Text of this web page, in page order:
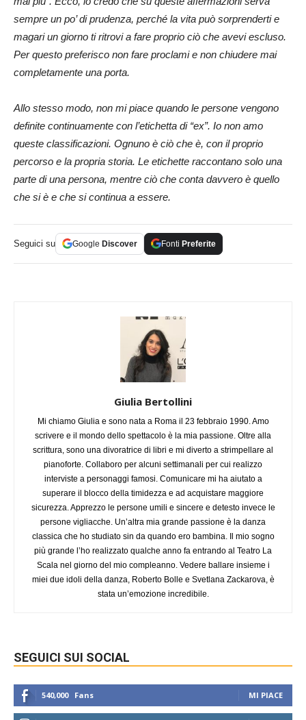
sempre un po’ di prudenza, perché la vita può sorprenderti e
magari un giorno ti ritrovi a fare proprio ciò che avevi escluso.
Per questo preferisco non fare proclami e non chiudere mai
completamente una porta.
Allo stesso modo, non mi piace quando le persone vengono
definite continuamente con l’etichetta di “ex”. Io non amo
queste classificazioni. Ognuno è ciò che è, con il proprio
percorso e la propria storia. Le etichette raccontano solo una
parte di una persona, mentre ciò che conta davvero è quello
che si è e che si continua a essere.
Seguici su Google Discover Fonti Preferite
Giulia Bertollini
Mi chiamo Giulia e sono nata a Roma il 23 febbraio 1990. Amo
scrivere e il mondo dello spettacolo è la mia passione. Oltre alla
scrittura, sono una divoratrice di libri e mi diverto a strimpellare al
pianoforte. Collaboro per alcuni settimanali per cui realizzo
interviste a personaggi famosi. Comunicare mi ha aiutato a
superare il blocco della timidezza e ad acquistare maggiore
sicurezza. Apprezzo le persone umili e sincere e detesto invece le
persone vigliacche. Un’altra mia grande passione è la danza
classica che ho studiato sin da quando ero bambina. Il mio sogno
più grande l’ho realizzato qualche anno fa entrando al Teatro La
Scala nel giorno del mio compleanno. Vedere ballare insieme i
miei due idoli della danza, Roberto Bolle e Svetlana Zackarova, è
stata un’emozione incredibile.
SEGUICI SUI SOCIAL
540,000 Fans MI PIACE